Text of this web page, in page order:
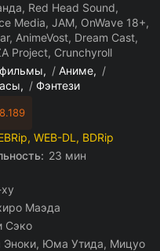
Red Head Sound,
Media, JAM, OnWave 18+,
AnimeVost, Dream Cast,
Project, Crunchyroll
/ Аниме
/
/ Фэнтези
8.189
WEB-DL, BDRip
23 мин
Маэда
Сэко
Юма Утида, Мицуо